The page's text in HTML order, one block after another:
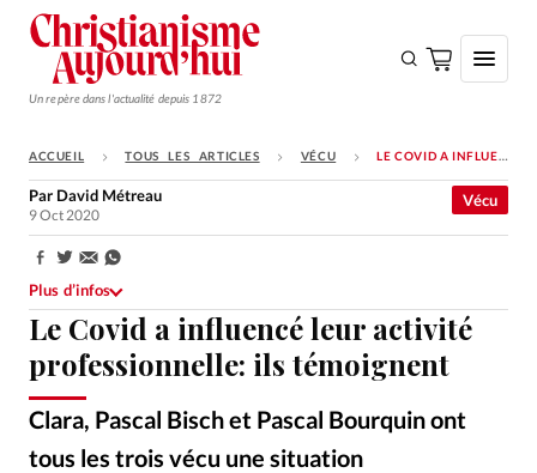
Un repère dans l'actualité depuis 1872
S'ABONNER
Monde
Eglises
Opinions
Tous les articles
Faire un don
Emploi
ACCUEIL TOUS LES ARTICLES VÉCU LE COVID A INFLUENCÉ LEUR ACTIVITÉ PROFESSIONNELLE: ILS TÉMOIGNENT
Le Covid a influencé leur activité
professionnelle: ils témoignent
Clara, Pascal Bisch et Pascal Bourquin ont
tous les trois vécu une situation
Vécu
Par David Métreau
9 Oct 2020
Partager:
Plus d’infos